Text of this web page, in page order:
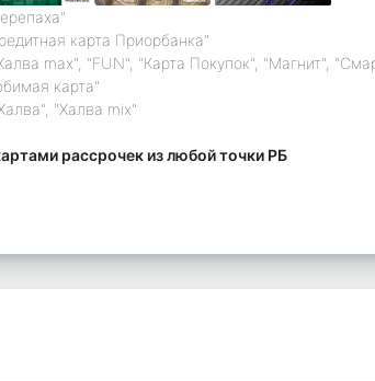
карта Приорбанка"
max", "FUN", "Карта Покупок", "Магнит",
карта"
"Халва mix"
рассрочек из любой точки РБ